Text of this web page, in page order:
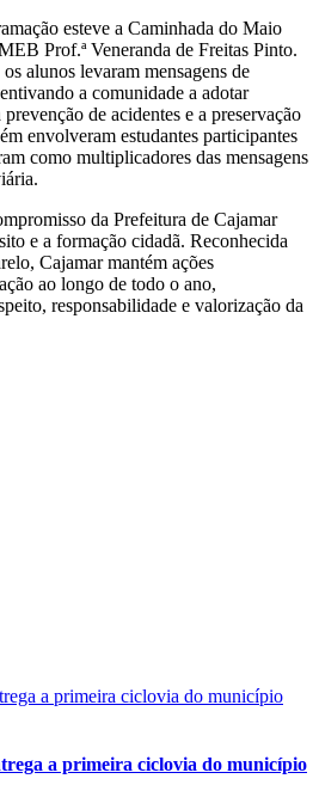
esteve a Caminhada do Maio
Prof.ª Veneranda de Freitas Pinto.
alunos levaram mensagens de
a comunidade a adotar
de acidentes e a preservação
envolveram estudantes participantes
como multiplicadores das mensagens
da Prefeitura de Cajamar
e a formação cidadã. Reconhecida
Cajamar mantém ações
ao longo de todo o ano,
responsabilidade e valorização da
a primeira ciclovia do município